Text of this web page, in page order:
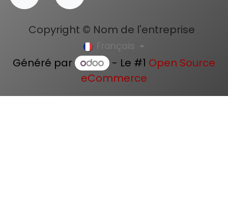
Copyright © Nom de l'entreprise
Français
Généré par - Le #1 Open Source
eCommerce